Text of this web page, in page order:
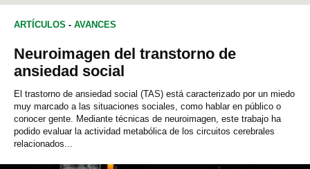
ARTÍCULOS - AVANCES
Neuroimagen del transtorno de
ansiedad social
El trastorno de ansiedad social (TAS) está caracterizado por un miedo
muy marcado a las situaciones sociales, como hablar en público o
conocer gente. Mediante técnicas de neuroimagen, este trabajo ha
podido evaluar la actividad metabólica de los circuitos cerebrales
relacionados...